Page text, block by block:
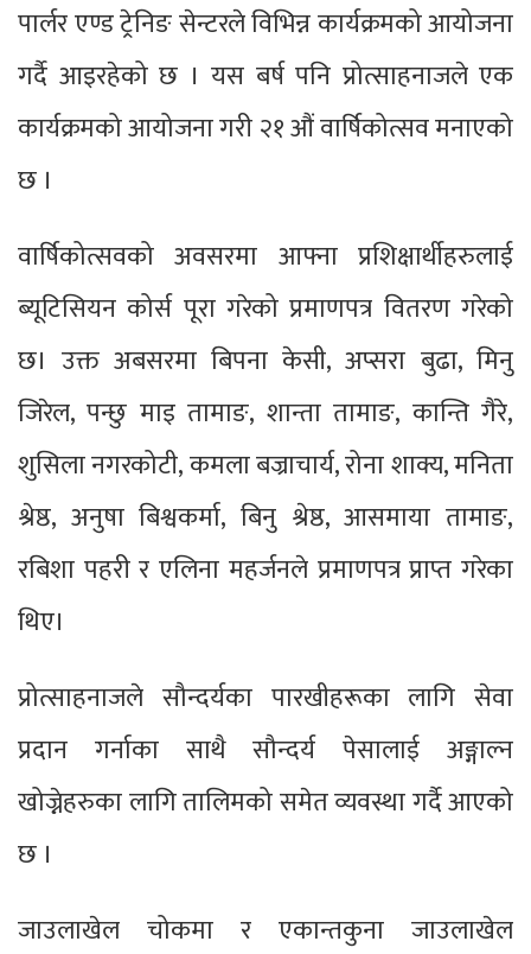
पार्लर एण्ड ट्रेनिङ सेन्टरले विभिन्न कार्यक्रमको आयोजना
गर्दै आइरहेको छ । यस बर्ष पनि प्रोत्साहनाजले एक
कार्यक्रमको आयोजना गरी २१ औं वार्षिकोत्सव मनाएको
छ ।
वार्षिकोत्सवको अवसरमा आफ्ना प्रशिक्षार्थीहरुलाई
ब्यूटिसियन कोर्स पूरा गरेको प्रमाणपत्र वितरण गरेको
छ। उक्त अबसरमा बिपना केसी, अप्सरा बुढा, मिनु
जिरेल, पन्छु माइ तामाङ, शान्ता तामाङ, कान्ति गैरे,
शुसिला नगरकोटी, कमला बज्राचार्य, रोना शाक्य, मनिता
श्रेष्ठ, अनुषा बिश्वकर्मा, बिनु श्रेष्ठ, आसमाया तामाङ,
रबिशा पहरी र एलिना महर्जनले प्रमाणपत्र प्राप्त गरेका
थिए।
प्रोत्साहनाजले सौन्दर्यका पारखीहरूका लागि सेवा
प्रदान गर्नाका साथै सौन्दर्य पेसालाई अङ्गाल्न
खोज्नेहरुका लागि तालिमको समेत व्यवस्था गर्दै आएको
छ ।
जाउलाखेल चोकमा र एकान्तकुना जाउलाखेल